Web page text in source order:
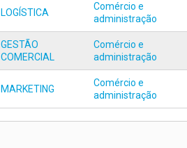
LOGÍSTICA
Comércio e
administração
GESTÃO
COMERCIAL
Comércio e
administração
MARKETING
Comércio e
administração